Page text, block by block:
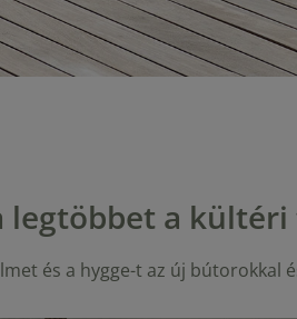
legtöbbet a
és a hygge-t az új bútorokkal